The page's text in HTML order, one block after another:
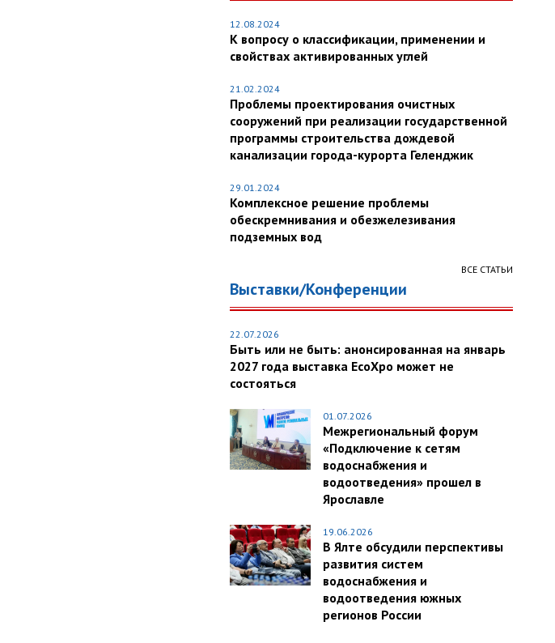
12.08.2024
К вопросу о классификации, применении и
свойствах активированных углей
21.02.2024
Проблемы проектирования очистных
сооружений при реализации государственной
программы строительства дождевой
канализации города-курорта Геленджик
29.01.2024
Комплексное решение проблемы
обескремнивания и обезжелезивания
подземных вод
ВСЕ СТАТЬИ
Выставки/Конференции
22.07.2026
Быть или не быть: анонсированная на январь
2027 года выставка EcoXpo может не
состояться
01.07.2026
Межрегиональный форум
«Подключение к сетям
водоснабжения и
водоотведения» прошел в
Ярославле
19.06.2026
В Ялте обсудили перспективы
развития систем
водоснабжения и
водоотведения южных
регионов России